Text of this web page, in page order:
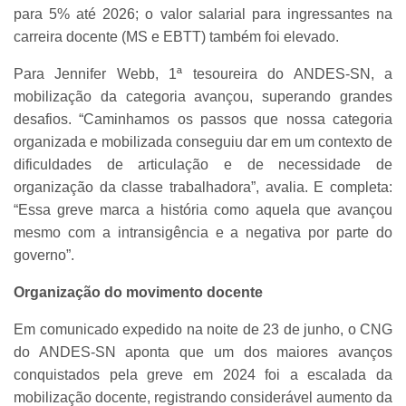
para 5% até 2026; o valor salarial para ingressantes na
carreira docente (MS e EBTT) também foi elevado.
Para Jennifer Webb, 1ª tesoureira do ANDES-SN, a
mobilização da categoria avançou, superando grandes
desafios. “Caminhamos os passos que nossa categoria
organizada e mobilizada conseguiu dar em um contexto de
dificuldades de articulação e de necessidade de
organização da classe trabalhadora”, avalia. E completa:
“Essa greve marca a história como aquela que avançou
mesmo com a intransigência e a negativa por parte do
governo”.
Organização do movimento docente
Em comunicado expedido na noite de 23 de junho, o CNG
do ANDES-SN aponta que um dos maiores avanços
conquistados pela greve em 2024 foi a escalada da
mobilização docente, registrando considerável aumento da